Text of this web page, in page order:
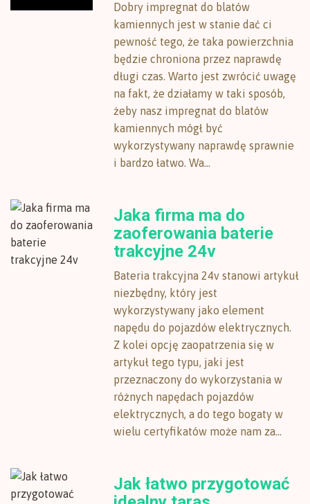
Dobry impregnat do blatów
kamiennych jest w stanie dać ci
pewność tego, że taka powierzchnia
będzie chroniona przez naprawdę
długi czas. Warto jest zwrócić uwagę
na fakt, że działamy w taki sposób,
żeby nasz impregnat do blatów
kamiennych mógł być
wykorzystywany naprawdę sprawnie
i bardzo łatwo. Wa...
Jaka firma ma do
zaoferowania baterie
trakcyjne 24v
Bateria trakcyjna 24v stanowi artykuł
niezbędny, który jest
wykorzystywany jako element
napędu do pojazdów elektrycznych.
Z kolei opcję zaopatrzenia się w
artykuł tego typu, jaki jest
przeznaczony do wykorzystania w
różnych napędach pojazdów
elektrycznych, a do tego bogaty w
wielu certyfikatów może nam za...
Jak łatwo przygotować